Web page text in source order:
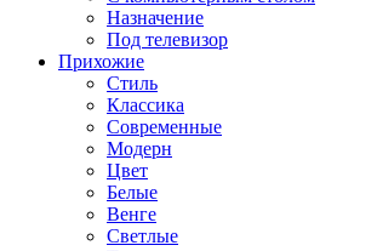
Назначение
Под телевизор
Прихожие
Стиль
Классика
Современные
Модерн
Цвет
Белые
Венге
Светлые